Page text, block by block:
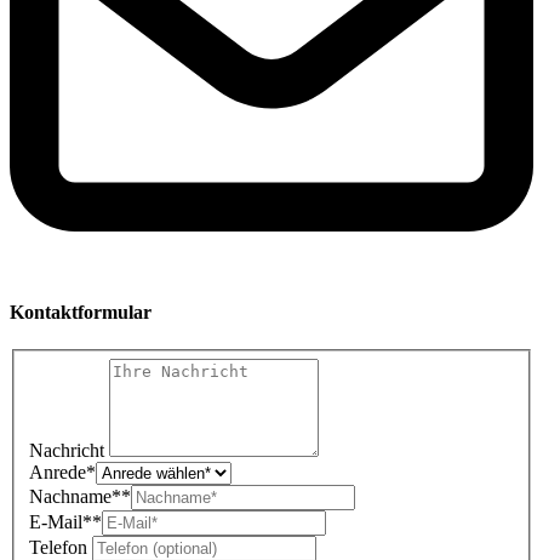
Kontaktformular
Nachricht
Anrede*
Nachname**
E-Mail**
Telefon